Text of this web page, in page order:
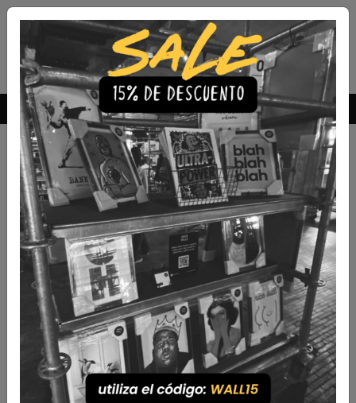
Envío Gratis a todo Chile comprando 3 o más productos